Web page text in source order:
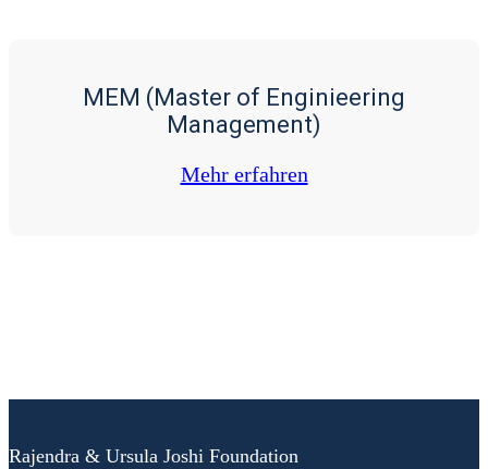
MEM (Master of Enginieering
Management)
Mehr erfah­ren
Rajendra & Ursula Joshi Foundation